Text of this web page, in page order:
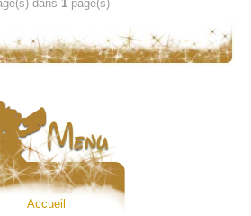
dans 1page(s)
Accueil